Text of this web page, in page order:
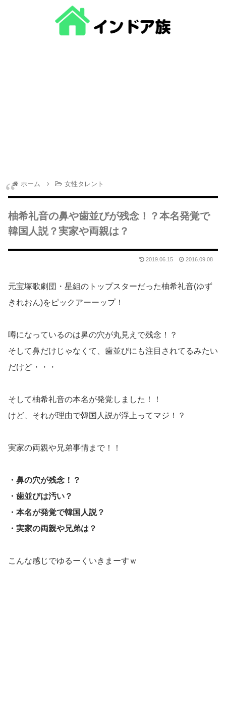
ホーム 女性タレント
柚希礼音の鼻や歯並びが残念！？本名発覚で
韓国人説？実家や両親は？
2019.06.15 2016.09.08
元宝塚歌劇団・星組のトップスターだった柚希礼音(ゆず
きれおん)をピックアーーップ！
噂になっているのは鼻の穴が丸見えで残念！？
そして鼻だけじゃなくて、歯並びにも注目されてるみたい
だけど・・・
そして柚希礼音の本名が発覚しました！！
けど、それが理由で韓国人説が浮上ってマジ！？
実家の両親や兄弟事情まで！！
・鼻の穴が残念！？
・歯並びは汚い？
・本名が発覚で韓国人説？
・実家の両親や兄弟は？
こんな感じでゆるーくいきまーすｗ